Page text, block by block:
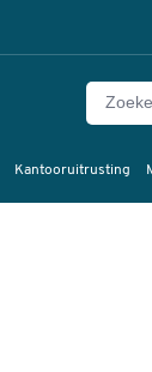
Kantooruitrusting